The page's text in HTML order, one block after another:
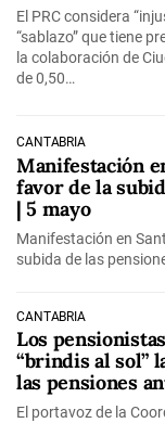
El PRC considera
“sablazo” que tiene
la colaboración de
de 0,50…
CANTABRIA
Manifestación
favor de la
| 5 mayo
Manifestación en
subida de las
CANTABRIA
Los
“brindis al sol”
las pensiones
El portavoz de la